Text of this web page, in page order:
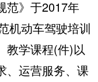
范》于2017年
机动车驾驶培训
教学课程(件)以
、运营服务、课